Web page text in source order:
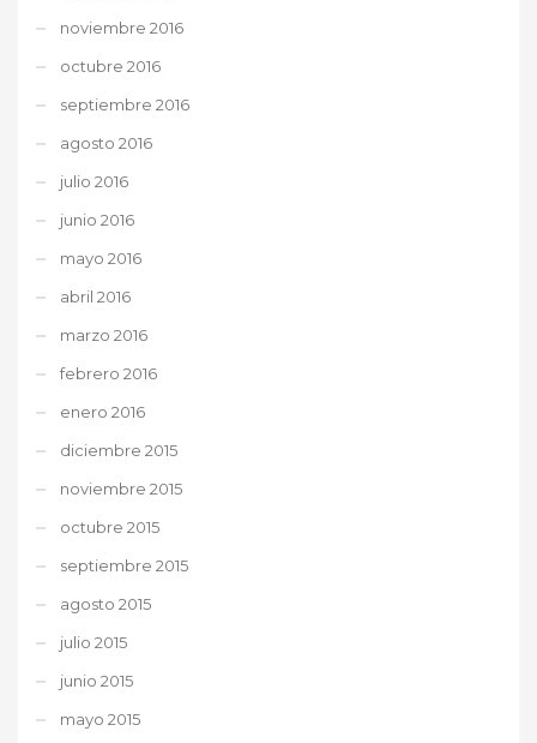
noviembre 2016
octubre 2016
septiembre 2016
agosto 2016
julio 2016
junio 2016
mayo 2016
abril 2016
marzo 2016
febrero 2016
enero 2016
diciembre 2015
noviembre 2015
octubre 2015
septiembre 2015
agosto 2015
julio 2015
junio 2015
mayo 2015